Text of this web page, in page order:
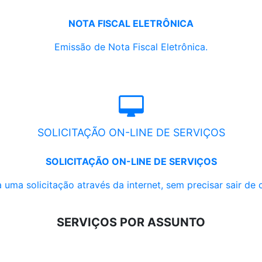
NOTA FISCAL ELETRÔNICA
Emissão de Nota Fiscal Eletrônica.
SOLICITAÇÃO ON-LINE DE SERVIÇOS
SOLICITAÇÃO ON-LINE DE SERVIÇOS
uma solicitação através da internet, sem precisar sair de
SERVIÇOS POR ASSUNTO